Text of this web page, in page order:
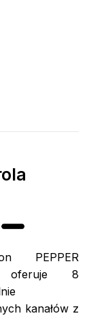
PEPPER
oferuje 8
kanałów z